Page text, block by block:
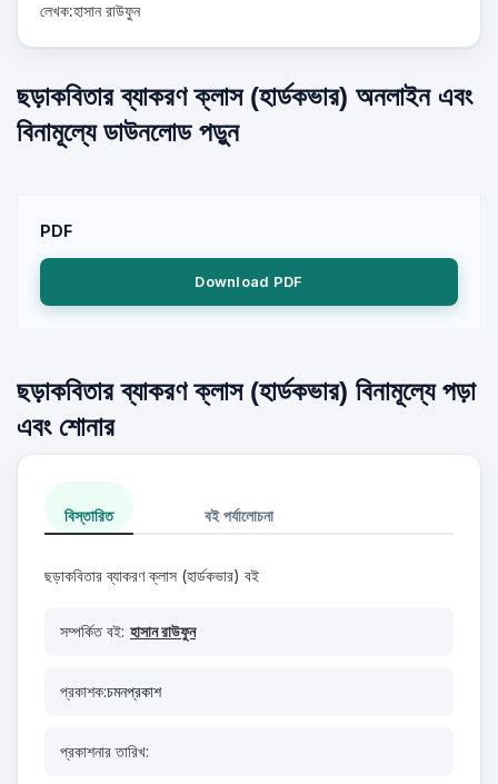
লেখক:হাসান রাউফুন
ছড়াকবিতার ব্যাকরণ ক্লাস (হার্ডকভার) অনলাইন এবং
বিনামূল্যে ডাউনলোড পড়ুন
PDF
Download PDF
ছড়াকবিতার ব্যাকরণ ক্লাস (হার্ডকভার) বিনামূল্যে পড়া
এবং শোনার
বিস্তারিত বই পর্যালোচনা
ছড়াকবিতার ব্যাকরণ ক্লাস (হার্ডকভার) বই
সম্পর্কিত বই: হাসান রাউফুন
প্রকাশক:চমনপ্রকাশ
প্রকাশনার তারিখ: